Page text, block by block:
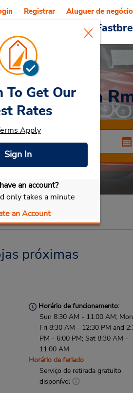
Veículos e serviços
Registrar Aluguer de
meu carro
To Get Our
Rates
Apply
Sign In
an account?
only takes a minute
an Account
próximas
Horário de funcionamento:
Sun 8:30 AM - 11:00 AM;
Fri 8:30 AM - 12:30 PM and
PM - 6:00 PM; Sat 8:30 AM -
11:00 AM
Horário de feriado
Serviço de retirada gratuito
disponível